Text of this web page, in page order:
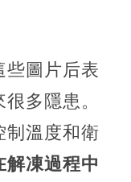
些圖片后表
多隱患。
制溫度和衛
解凍過程中